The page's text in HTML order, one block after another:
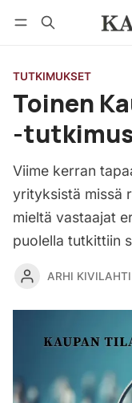
TUTKIMUKSET
Toinen
-
Viime kerran
yrityksistä missä
mieltä vastaajat
puolella tutkittiin
ARHI KIVILAHTI